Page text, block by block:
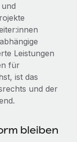
& Compliance
von IT-
Team mit
KI-basierte
Leistungen
für
ist das
und der
bleiben